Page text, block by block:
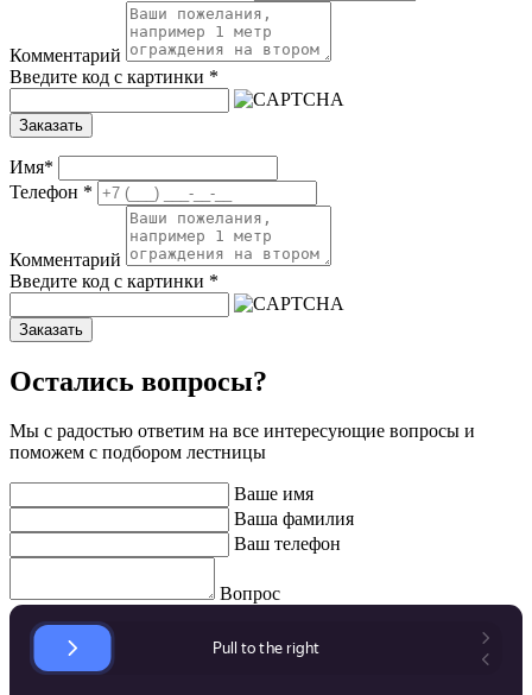
Комментарий
Введите код с картинки *
Заказать
Имя*
Телефон *
Комментарий
Введите код с картинки *
Заказать
Остались вопросы?
Мы с радостью ответим на все интересующие вопросы и
поможем с подбором лестницы
Ваше имя
Ваша фамилия
Ваш телефон
Вопрос